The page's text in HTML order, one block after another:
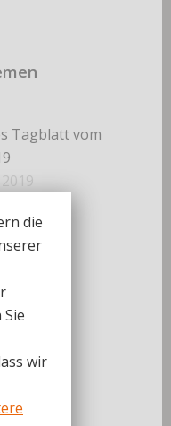
Tagblatt vom
Neueste
vom
Neueste
vom
die
wir